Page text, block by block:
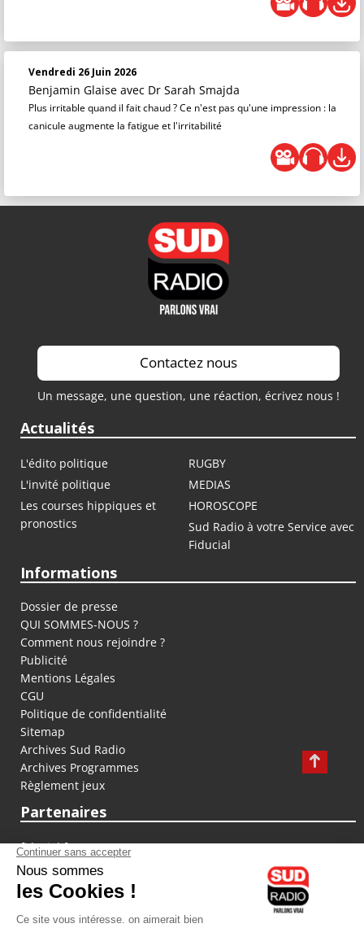
Vendredi 26 Juin 2026
Benjamin Glaise avec Dr Sarah Smajda
Plus irritable quand il fait chaud ? Ce n'est pas qu'une impression : la
canicule augmente la fatigue et l'irritabilité
Contactez nous
Un message, une question, une réaction, écrivez nous !
Actualités
L'édito politique
RUGBY
L'invité politique
MEDIAS
Les courses hippiques et
pronostics
HOROSCOPE
Sud Radio à votre Service avec
Fiducial
Informations
Dossier de presse
QUI SOMMES-NOUS ?
Comment nous rejoindre ?
Publicité
Mentions Légales
CGU
Politique de confidentialité
Sitemap
Archives Sud Radio
Archives Programmes
Règlement jeux
Partenaires
fiducial.fr
lyoncapitale.fr
olympique-et-lyonnais.com
L'application Iphone / Android